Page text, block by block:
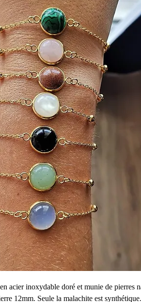
acier inoxydable doré et munie de pierres
12mm. Seule la malachite est synthétique.